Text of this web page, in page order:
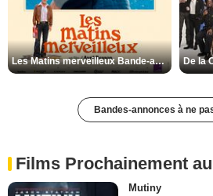
Les Matins merveilleux Bande-annonce VF
Bandes-annonces à ne
Films Prochainement
Mutiny